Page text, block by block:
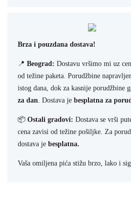
Brza i pouzdana dostava!
📍 Beograd: Dostavu vršimo mi uz
od težine paketa. Porudžbine
istog dana, dok za kasnije porudžbine
za dan. Dostava je besplatna za
📦 Ostali gradovi: Dostava se vrši
cena zavisi od težine pošiljke. Za
dostava je besplatna.
Vaša omiljena pića stižu brzo, lako i